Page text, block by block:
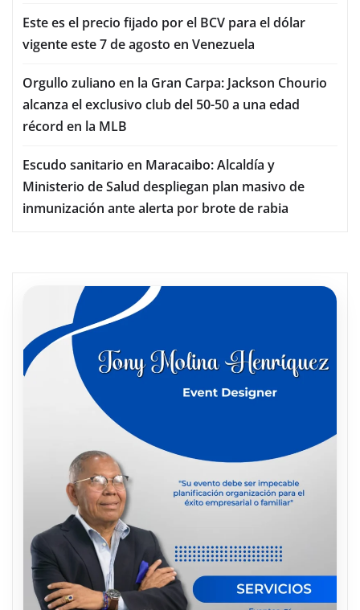
Este es el precio fijado por el BCV para el dólar
vigente este 7 de agosto en Venezuela
Orgullo zuliano en la Gran Carpa: Jackson Chourio
alcanza el exclusivo club del 50-50 a una edad
récord en la MLB
Escudo sanitario en Maracaibo: Alcaldía y
Ministerio de Salud despliegan plan masivo de
inmunización ante alerta por brote de rabia